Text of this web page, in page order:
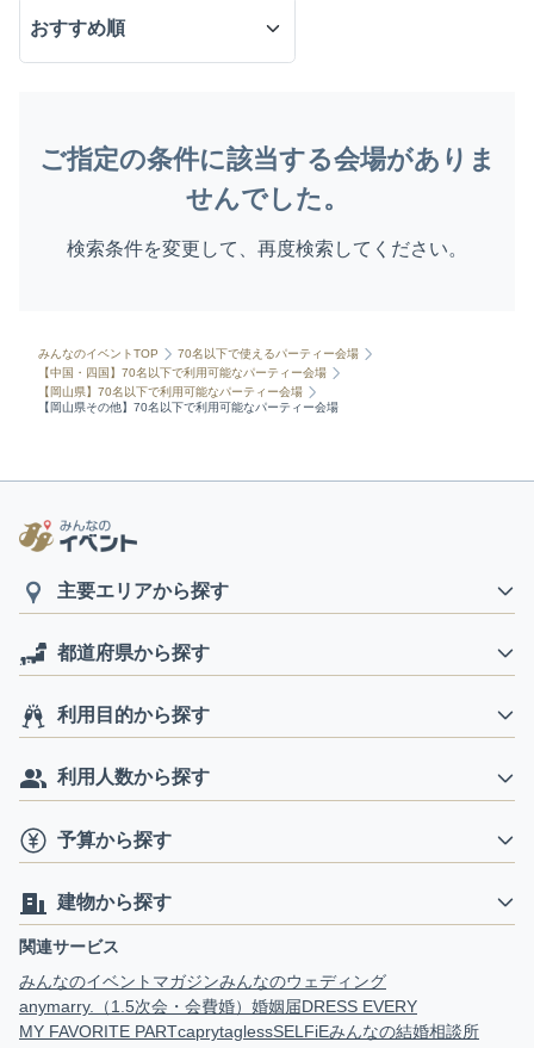
ご指定の条件に該当する会場がありま
せんでした。
検索条件を変更して、再度検索してください。
みんなのイベントTOP
70名以下で使えるパーティー会場
【中国・四国】70名以下で利用可能なパーティー会場
【岡山県】70名以下で利用可能なパーティー会場
【岡山県その他】70名以下で利用可能なパーティー会場
主要エリアから探す
都道府県から探す
利用目的から探す
利用人数から探す
予算から探す
建物から探す
関連サービス
みんなのイベントマガジンみんなのウェディング
anymarry.（1.5次会・会費婚） 婚姻届DRESS EVERY
MY FAVORITE PARTcaprytaglessSELFiEみんなの結婚相談所